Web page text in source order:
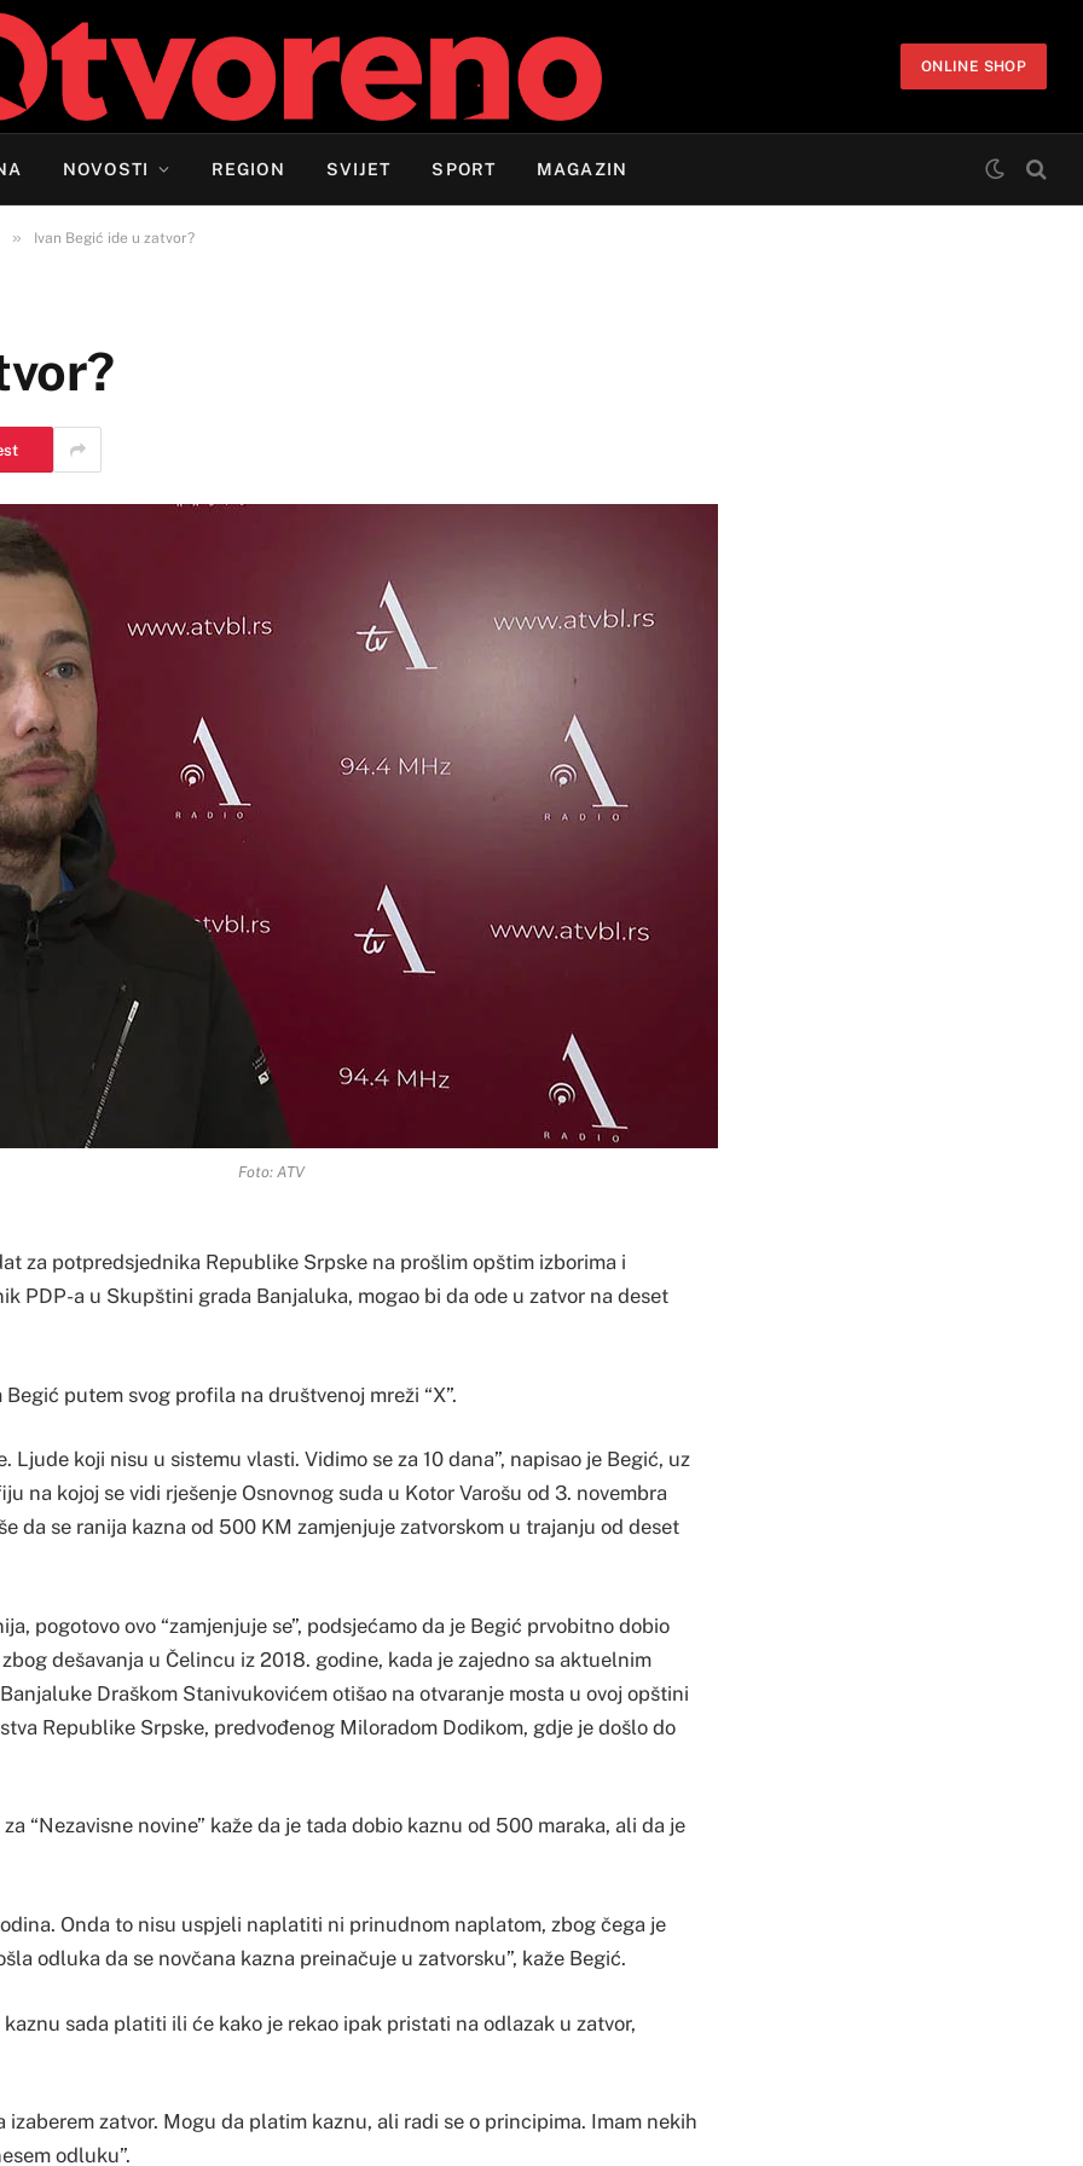
ONLINE SHOP
NOVOSTI REGION SVIJET SPORT MAGAZIN
» Ivan Begić ide u zatvor?
Foto: ATV
za potpredsjednika Republike Srpske na prošlim opštim izborima i
PDP-a u Skupštini grada Banjaluka, mogao bi da ode u zatvor na deset
Begić putem svog profila na društvenoj mreži “X”.
Ljude koji nisu u sistemu vlasti. Vidimo se za 10 dana”, napisao je Begić, uz
na kojoj se vidi rješenje Osnovnog suda u Kotor Varošu od 3. novembra
da se ranija kazna od 500 KM zamjenjuje zatvorskom u trajanju od deset
pogotovo ovo “zamjenjuje se”, podsjećamo da je Begić prvobitno dobio
dešavanja u Čelincu iz 2018. godine, kada je zajedno sa aktuelnim
Draškom Stanivukovićem otišao na otvaranje mosta u ovoj opštini
Republike Srpske, predvođenog Miloradom Dodikom, gdje je došlo do
“Nezavisne novine” kaže da je tada dobio kaznu od 500 maraka, ali da je
Onda to nisu uspjeli naplatiti ni prinudnom naplatom, zbog čega je
odluka da se novčana kazna preinačuje u zatvorsku”, kaže Begić.
sada platiti ili će kako je rekao ipak pristati na odlazak u zatvor,
izaberem zatvor. Mogu da platim kaznu, ali radi se o principima. Imam nekih
odluku”.